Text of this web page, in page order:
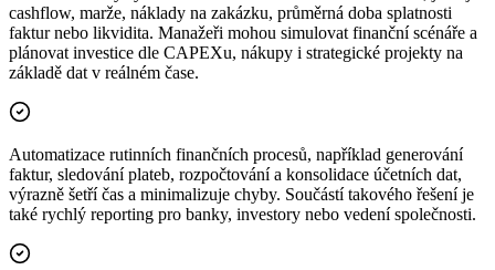
cashflow, marže, náklady na zakázku, průměrná doba splatnosti
faktur nebo likvidita. Manažeři mohou simulovat finanční scénáře a
plánovat investice dle CAPEXu, nákupy i strategické projekty na
základě dat v reálném čase.
Automatizace rutinních finančních procesů, například generování
faktur, sledování plateb, rozpočtování a konsolidace účetních dat,
výrazně šetří čas a minimalizuje chyby. Součástí takového řešení je
také rychlý reporting pro banky, investory nebo vedení společnosti.